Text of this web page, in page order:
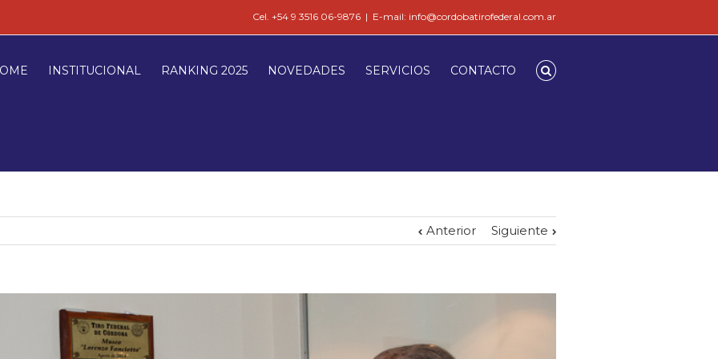
Cel. +54 9 3516 06-9876 | E-mail: info@cordobatirofederal.com.ar
INSTITUCIONAL RANKING 2025 NOVEDADES SERVICIOS CONTACTO
Anterior Siguiente